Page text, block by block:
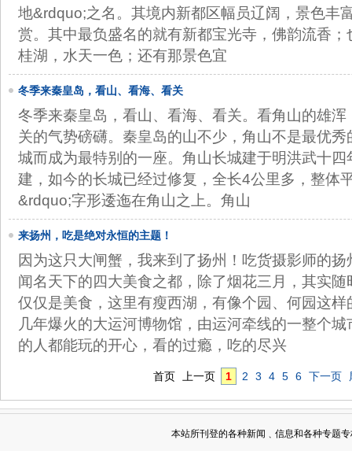
地&rdquo;之名。其境内新都区幅员辽阔，景色丰
赏。其中最负盛名的就有新都宝光寺，佛韵流香
桂湖，水天一色；还有那景色宜
冬季来秦皇岛，看山、看海、看关
冬季来秦皇岛，看山、看海、看关。看角山的雄
关的气势磅礴。秦皇岛的山不少，角山不是最优
城而成为最特别的一座。角山长城建于明洪武十
建，如今的长城已经过修复，全长4公里多，整体
&rdquo;字形逶迤在角山之上。角山
来扬州，吃是绝对永恒的主题！
因为这只大闸蟹，我来到了扬州！吃货摄影师的
闻名天下的四大美食之都，除了烟花三月，其实
仅仅是美食，这里有瘦西湖，有像个园、何园这
几年爆火的大运河博物馆，由运河牵线的一整个
的人都能玩的开心，看的过瘾，吃的尽兴
首页 上一页 1 2 3 4 5 6 下一页
本站所刊登的各种新闻﹑信息和各种专题